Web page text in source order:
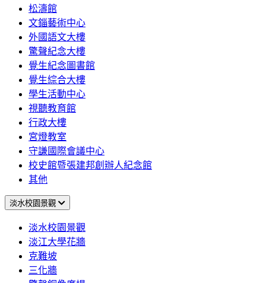
松濤館
文錙藝術中心
外國語文大樓
驚聲紀念大樓
覺生紀念圖書館
覺生綜合大樓
學生活動中心
視聽教育館
行政大樓
宮燈教室
守謙國際會議中心
校史館暨張建邦創辦人紀念館
其他
淡水校園景觀
淡水校園景觀
淡江大學花牆
克難坡
三化牆